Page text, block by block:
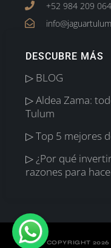
+52 984 209
DESCUBRE MÁS
▷ BLOG
▷ Aldea Zama:
Tulum
▷ Top 5 mejores
▷ ¿Por qué
razones para
©COPYRIGHT